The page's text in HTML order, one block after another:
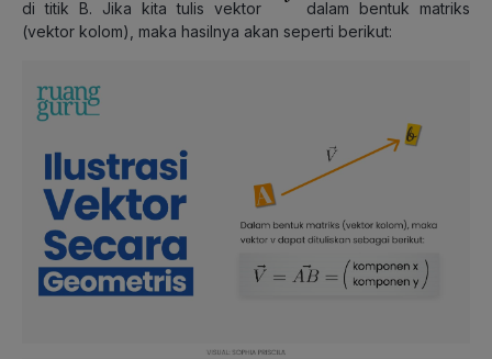
di titik B. Jika kita tulis vektor
dalam bentuk matriks
(vektor kolom), maka hasilnya akan seperti berikut: